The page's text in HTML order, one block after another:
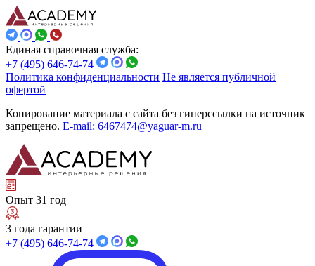
Единая справочная служба:
+7 (495) 646-74-74
Политика конфиденциальности Не является публичной
офертой
Копирование материала с сайта без гиперссылки на источник
запрещено. E-mail: 6467474@yaguar-m.ru
Опыт 31 год
3 года гарантии
+7 (495) 646-74-74